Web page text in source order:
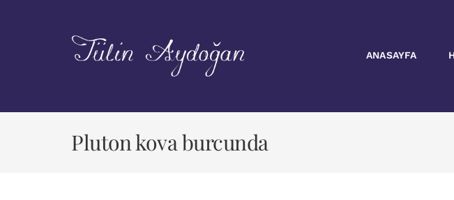
ANASAYFA
Pluton kova burcunda